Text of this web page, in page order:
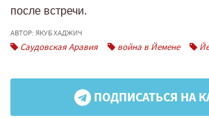
после встречи.
АВТОР: ЯКУБ ХАДЖИЧ
Саудовская Аравия война в Йемене
ПОДПИСАТЬСЯ НА